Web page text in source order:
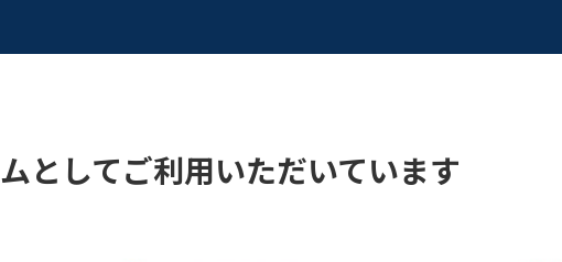
検知サービス
としてご利用いただいています